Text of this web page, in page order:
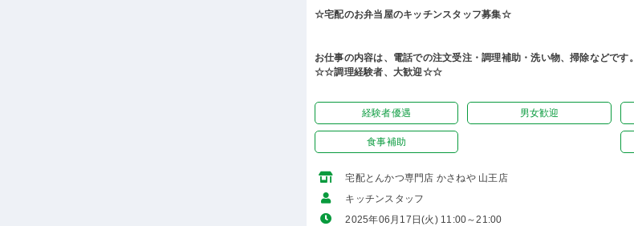
☆宅配のお弁当屋のキッチンスタッフ募集☆
お仕事の内容は、電話での注文受注・調理補助・洗い物、掃除などです。
☆☆調理経験者、大歓迎☆☆
経験者優遇 男女歓迎
食事補助
宅配とんかつ専門店 かさねや 山王店
キッチンスタッフ
2025年06月17日(火) 11:00～21:00